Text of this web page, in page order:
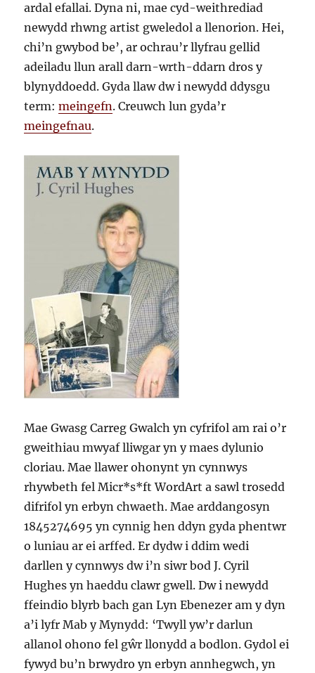
ardal efallai. Dyna ni, mae cyd-weithrediad
newydd rhwng artist gweledol a llenorion. Hei,
chi’n gwybod be’, ar ochrau’r llyfrau gellid
adeiladu llun arall darn-wrth-ddarn dros y
blynyddoedd. Gyda llaw dw i newydd ddysgu
term:meingefn. Creuwch lun gyda’r
meingefnau.
Mae Gwasg Carreg Gwalch yn cyfrifol am rai o’r
gweithiau mwyaf lliwgar yn y maes dylunio
cloriau. Mae llawer ohonynt yn cynnwys
rhywbeth fel Micr*s*ft WordArt a sawl trosedd
difrifol yn erbyn chwaeth. Mae arddangosyn
1845274695 yn cynnig hen ddyn gyda phentwr
o luniau ar ei arffed. Er dydw i ddim wedi
darllen y cynnwys dw i’n siwr bod J. Cyril
Hughes yn haeddu clawr gwell. Dw i newydd
ffeindio blyrb bach gan Lyn Ebenezer am y dyn
a’i lyfr Mab y Mynydd: ‘Twyll yw’r darlun
allanol ohono fel gŵr llonydd a bodlon. Gydol ei
fywyd bu’n brwydro yn erbyn annhegwch, yn